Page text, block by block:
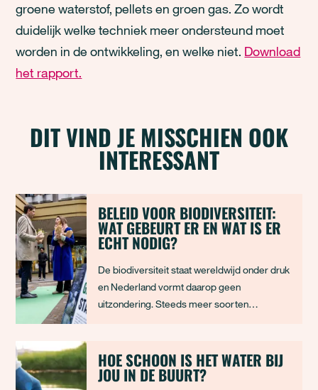
groene waterstof, pellets en groen gas. Zo wordt
duidelijk welke techniek meer ondersteund moet
worden in de ontwikkeling, en welke niet. Download
het rapport.
DIT VIND JE MISSCHIEN OOK
INTERESSANT
BELEID VOOR BIODIVERSITEIT:
WAT GEBEURT ER EN WAT IS ER
ECHT NODIG?
De biodiversiteit staat wereldwijd onder druk
en Nederland vormt daarop geen
uitzondering. Steeds meer soorten
veerkracht en de natuur raakt versnipperd. Er
bestaan inmiddels verschillende
HOE SCHOON IS HET WATER BIJ
JOU IN DE BUURT?